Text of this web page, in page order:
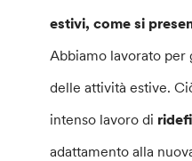
estivi, come si
Abbiamo lavorato per
delle attività estive.
intenso lavoro di
adattamento alla